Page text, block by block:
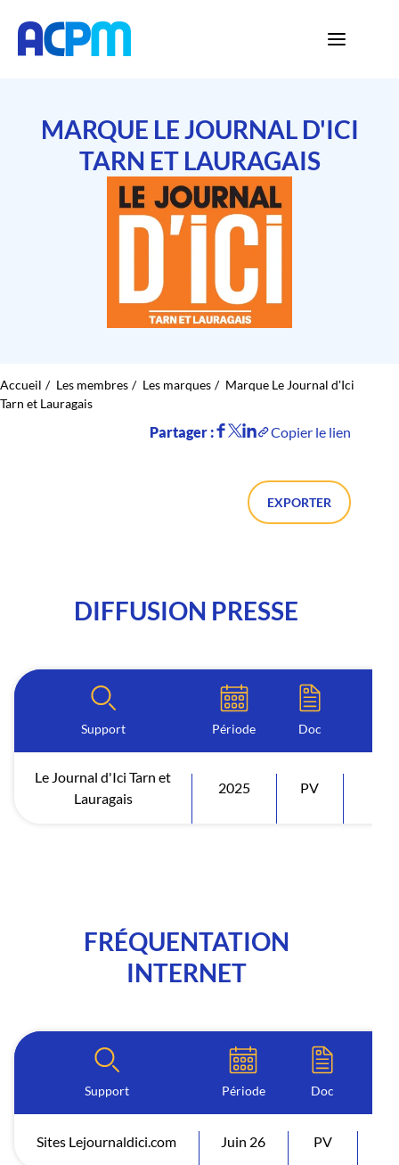
MARQUE LE JOURNAL D'ICI
TARN ET LAURAGAIS
Accueil Les membres Les marques
Marque Le Journal d'Ici
Tarn et Lauragais
Partager : Copier le lien
EXPORTER
DIFFUSION PRESSE
Support Période Doc
Le Journal d'Ici Tarn et
Lauragais
2025 PV
FRÉQUENTATION
INTERNET
Support Période Doc
Sites Lejournaldici.com Juin 26 PV